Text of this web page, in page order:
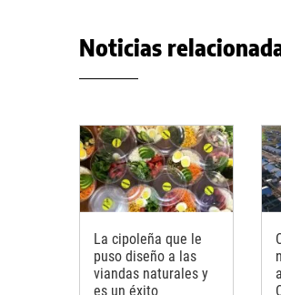
Noticias
La cipoleña que le
puso diseño a las
viandas naturales y
es un éxito